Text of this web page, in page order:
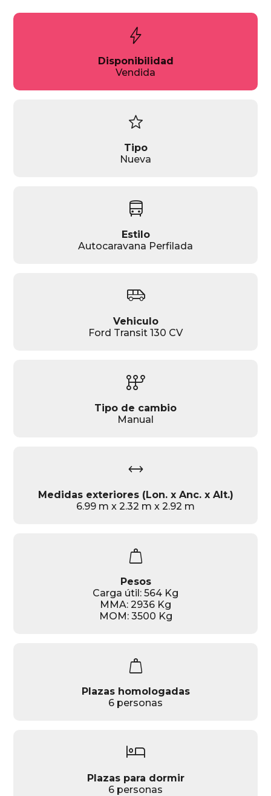
bolt
Disponibilidad
Vendida
star
Tipo
Nueva
directions_bus
Estilo
Autocaravana Perfilada
airport_shuttle
Vehiculo
Ford Transit 130 CV
auto_transmission
Tipo de cambio
Manual
width
Medidas exteriores (Lon. x Anc. x Alt.)
6.99 m x 2.32 m x 2.92 m
weight
Pesos
Carga útil: 564 Kg
MMA: 2936 Kg
MOM: 3500 Kg
weight
Plazas homologadas
6 personas
hotel
Plazas para dormir
6 personas